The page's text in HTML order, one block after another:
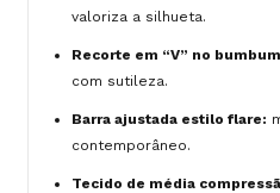
valoriza a silhueta.
Recorte em “V” no
com sutileza.
Barra ajustada estilo flare:
contemporâneo.
Tecido de média